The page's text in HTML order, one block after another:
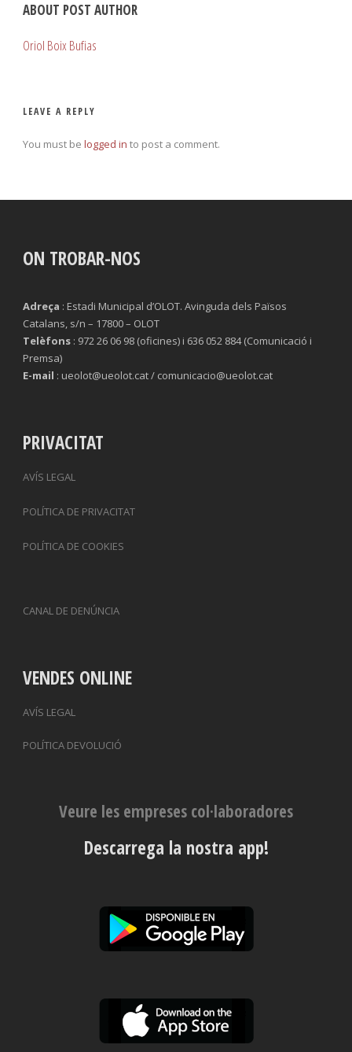
ABOUT POST AUTHOR
Oriol Boix Bufias
LEAVE A REPLY
You must be logged in to post a comment.
ON TROBAR-NOS
Adreça : Estadi Municipal d’OLOT. Avinguda dels Països
Catalans, s/n – 17800 – OLOT
Telèfons : 972 26 06 98 (oficines) i 636 052 884 (Comunicació i
Premsa)
E-mail : ueolot@ueolot.cat / comunicacio@ueolot.cat
PRIVACITAT
AVÍS LEGAL
POLÍTICA DE PRIVACITAT
POLÍTICA DE COOKIES
CANAL DE DENÚNCIA
VENDES ONLINE
AVÍS LEGAL
POLÍTICA DEVOLUCIÓ
Veure les empreses col·laboradores
Descarrega la nostra app!